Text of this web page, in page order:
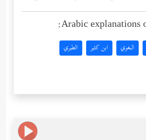
Arabic explanations
البغوي ابن كثير الطبري